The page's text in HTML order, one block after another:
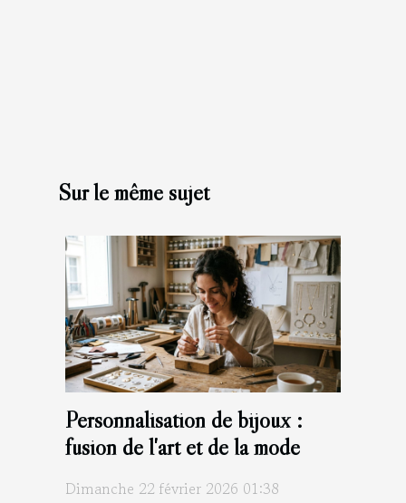
Sur le même sujet
Personnalisation de bijoux :
fusion de l'art et de la mode
Dimanche 22 février 2026 01:38